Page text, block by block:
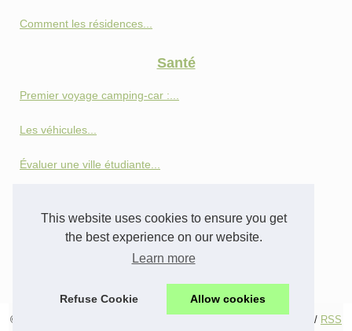
This website uses cookies to ensure you get
the best experience on our website.
Learn more
Refuse Cookie Allow cookies
Comment les résidences...
Santé
Premier voyage camping-car :...
Les véhicules...
Évaluer une ville étudiante...
Senior
© 2026 / RSS